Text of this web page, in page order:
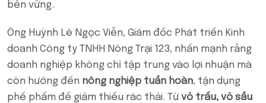
bền vững.
Ông Huỳnh Lê Ngọc Viễn, Giám đốc Phát triển Kinh
doanh Công ty TNHH Nông Trại 123, nhấn mạnh rằng
doanh nghiệp không chỉ tập trung vào lợi nhuận mà
còn hướng đến nông nghiệp tuần hoàn, tận dụng
phế phẩm để giảm thiểu rác thải. Từvỏ trấu, vỏ sầu